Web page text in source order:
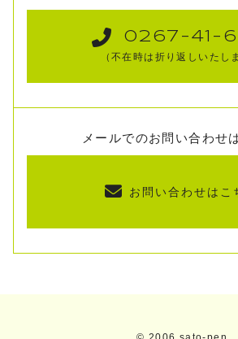
0267-41-
（不在時は折り返しいたし
メールでのお問い合わせ
お問い合わせはこ